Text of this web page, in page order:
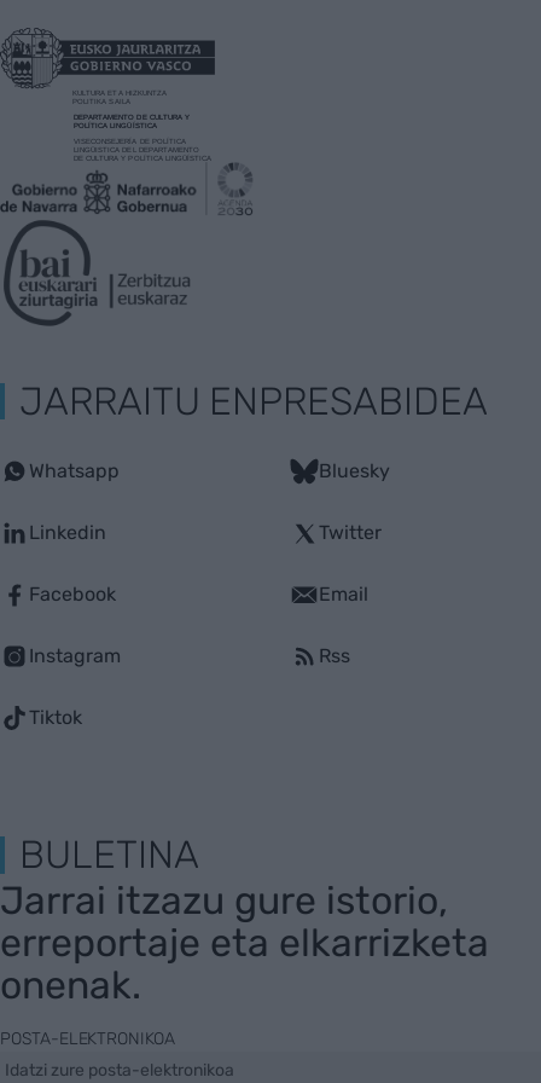
JARRAITU ENPRESABIDEA
Whatsapp
Linkedin
Facebook
Instagram
Tiktok
Bluesky
Twitter
Email
Rss
BULETINA
Jarrai itzazu gure istorio,
erreportaje eta elkarrizketa
onenak.
POSTA-ELEKTRONIKOA